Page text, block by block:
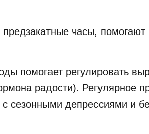
часы, помогают
помогает регулировать
радости). Регулярное
сезонными депрессиями и